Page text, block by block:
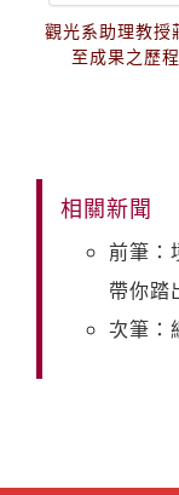
觀光系助理教授
至成果之歷
相關新聞
前筆：
帶你踏
次筆：